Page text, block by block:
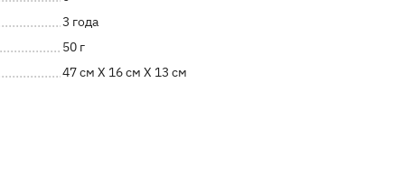
3 года
50 г
47 см X 16 см X 13 см